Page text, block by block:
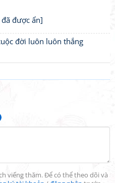
viếng thăm. Để có thể theo dõi và
được ẩn]
đời luôn luôn thắng